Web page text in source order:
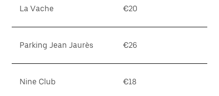
La Vache €20
Parking Jean Jaurès €26
Nine Club €18